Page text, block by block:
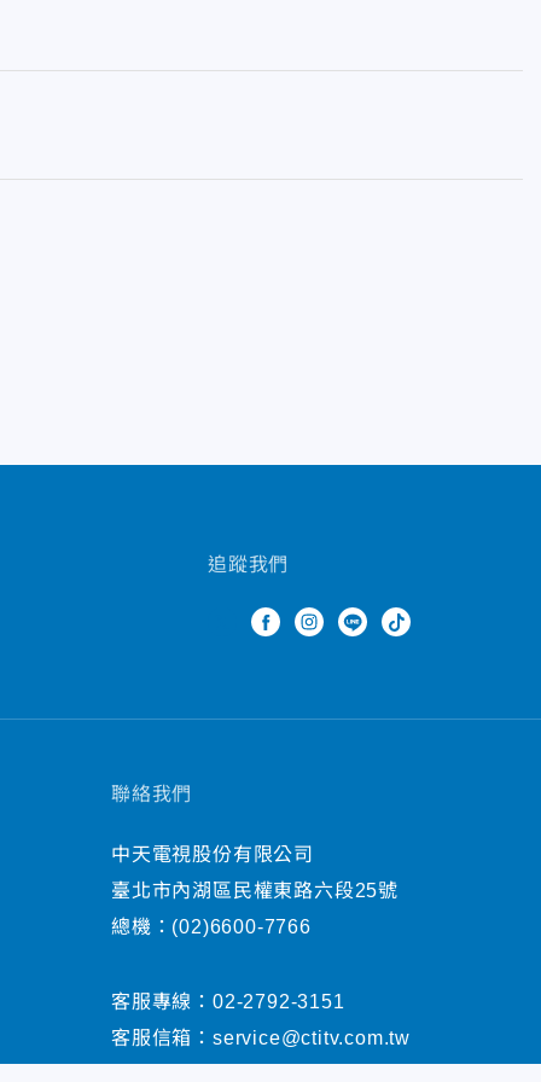
追蹤我們
聯絡我們
中天電視股份有限公司
臺北市內湖區民權東路六段25號
總機： (02)6600-7766
客服專線： 02-2792-3151
客服信箱： service@ctitv.com.tw